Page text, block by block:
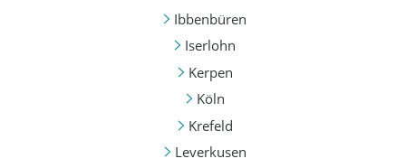
Ibbenbüren
Iserlohn
Kerpen
Köln
Krefeld
Leverkusen